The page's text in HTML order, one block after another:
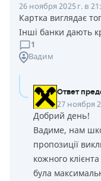
26 ноября 2025 г. в
Картка виглядає
Інші банки дають
1
Вадим
Ответ
27 ноября
Добрий день!
Вадиме, нам
пропозиції
кожного
була